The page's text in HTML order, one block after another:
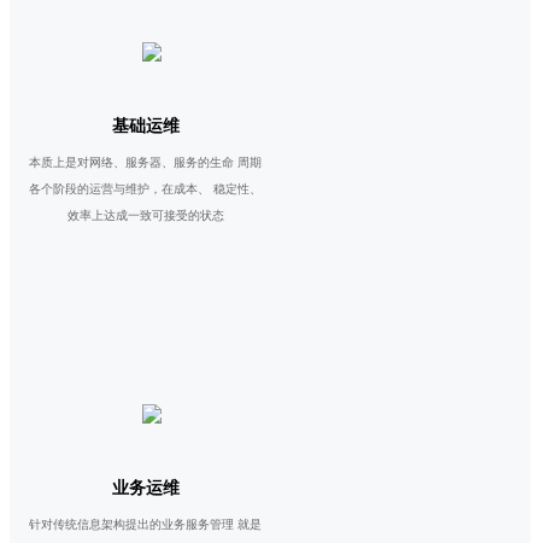
基础运维
本质上是对网络、服务器、服务的生命 周期
各个阶段的运营与维护，在成本、 稳定性、
效率上达成一致可接受的状态
业务运维
针对传统信息架构提出的业务服务管理 就是